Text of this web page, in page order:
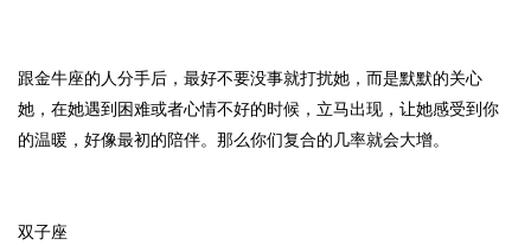
跟金牛座的人分手后，最好不要没事就打扰她，而是默默的关心
她，在她遇到困难或者心情不好的时候，立马出现，让她感受到你
的温暖，好像最初的陪伴。那么你们复合的几率就会大增。
双子座